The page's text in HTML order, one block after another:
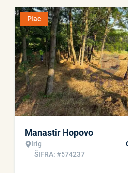
Plac
Manastir Hopovo
Irig
ŠIFRA: #574237